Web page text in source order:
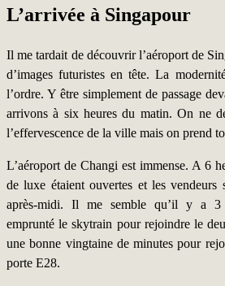
L’arrivée à Singapour
Il me tardait de découvrir l’aéroport de
d’images futuristes en tête. La
l’ordre. Y être simplement de passage
arrivons à six heures du matin. On ne
l’effervescence de la ville mais on prend
L’aéroport de Changi est immense. A 6
de luxe étaient ouvertes et les vendeurs
après-midi. Il me semble qu’il y a 3
emprunté le skytrain pour rejoindre le
une bonne vingtaine de minutes pour
porte E28.